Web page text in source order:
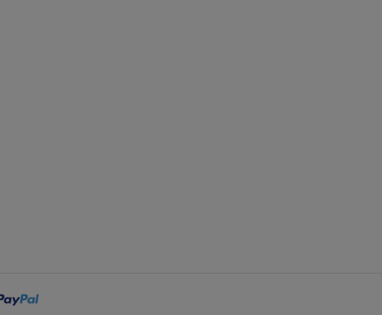
bei sich geeignete Farben passend zu Ihrer Corporate
Aus diesem Grund sollten Sie für alle von Ihnen verarbeiteten